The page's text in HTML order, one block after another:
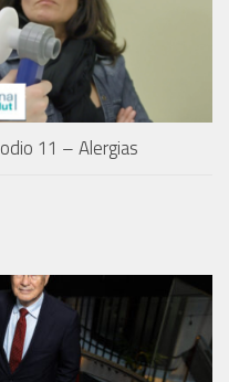
11 – Alergias